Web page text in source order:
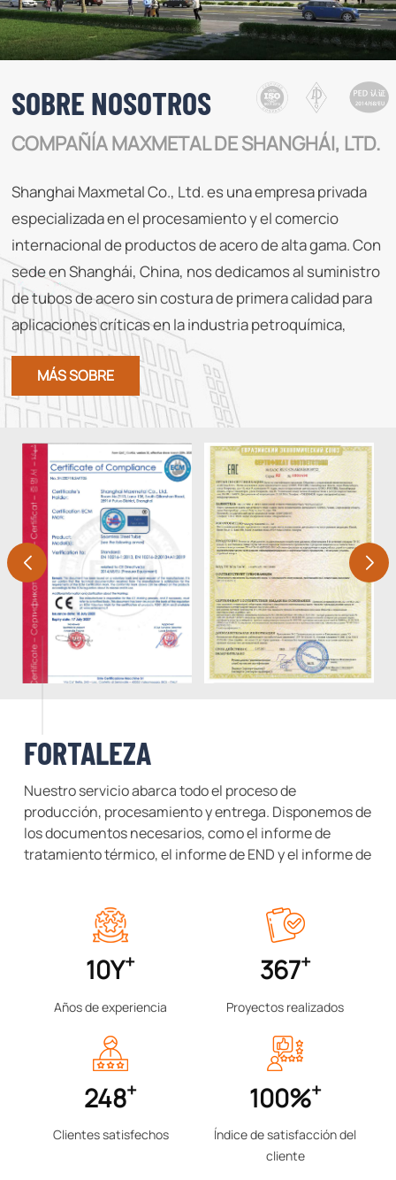
SOBRE NOSOTROS
COMPAÑÍA MAXMETAL DE SHANGHÁI, LTD.
Shanghai Maxmetal Co., Ltd. es una empresa privada
especializada en el procesamiento y el comercio
internacional de productos de acero de alta gama. Con
sede en Shanghái, China, nos dedicamos al suministro
de tubos de acero sin costura de primera calidad para
aplicaciones críticas en la industria petroquímica,
calderas de centrales eléctricas, fabricación de papel y
otras industrias exigentes.
MÁS SOBRE
FORTALEZA
Nuestro servicio abarca todo el proceso de
producción, procesamiento y entrega. Disponemos de
los documentos necesarios, como el informe de
tratamiento térmico, el informe de END y el informe de
Nuestra misión es convertirnos en el socio confiable
de todos nuestros clientes en China, generándoles
10Y+
Años de experiencia
367+
Proyectos realizados
248+
Clientes satisfechos
100%+
Índice de satisfacción del
cliente